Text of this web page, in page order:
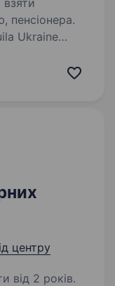
взяти
пенсіонера.
центру
від 2 років.